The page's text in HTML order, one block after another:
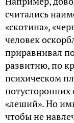
считались
«скотина»,
человек
приравнивал
развитию, по
психическом
потусторонних
«леший». Но
чтобы не